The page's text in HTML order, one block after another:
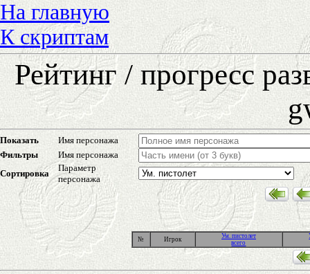
На главную
К скриптам
Рейтинг / прогресс
Показать
Имя персонажа
Фильтры
Имя персонажа
Сортировка
Параметр
персонажа
№ Игрок
Ум. пистолет
всего